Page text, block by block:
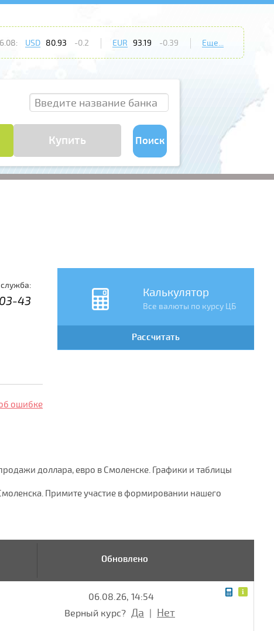
USD 80.93 -0.2 EUR 93.19 -0.39 Еще...
Купить Поиск
Калькулятор
Все валюты по курсу ЦБ
Рассчитать
43
ошибке
доллара, евро в Смоленске. Графики и таблицы
Примите участие в формировании нашего
Обновлено
06.08.26, 14:54
Верный курс? Да Нет